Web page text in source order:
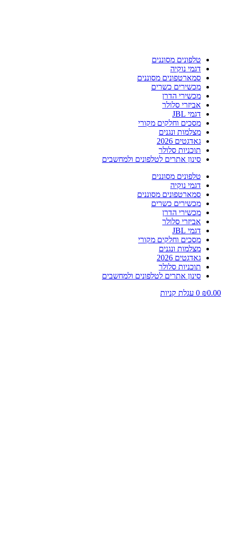
טלפונים מסוננים
דגמי נוקיה
סמארטפונים מסוננים
מכשירים כשרים
מכשירי הדרן
אביזרי סלולר
דגמי JBL
מסכים וחלקים מקורי
מצלמות ונגנים
גאדגטים 2026
תוכניות סלולר
סינון אתרים לטלפונים ולמחשבים
טלפונים מסוננים
דגמי נוקיה
סמארטפונים מסוננים
מכשירים כשרים
מכשירי הדרן
אביזרי סלולר
דגמי JBL
מסכים וחלקים מקורי
מצלמות ונגנים
גאדגטים 2026
תוכניות סלולר
סינון אתרים לטלפונים ולמחשבים
₪0.00
0 עגלת קניות